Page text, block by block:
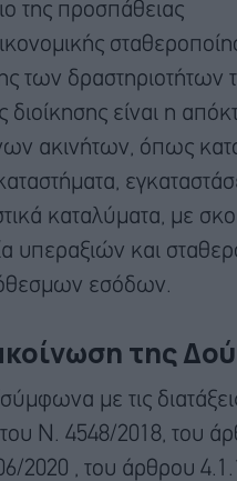
της προσπάθειας
των δραστηριοτήτων
διοίκησης είναι η
ακινήτων, όπως
καταλύματα, με
υπεραξιών και
εσόδων.
της
με τις
Ν. 4548/2018, του
2020 , του άρθρου